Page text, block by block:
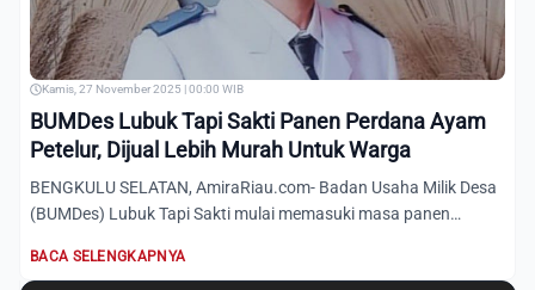
Kamis, 27 November 2025 | 00:00 WIB
BUMDes Lubuk Tapi Sakti Panen Perdana Ayam
Petelur, Dijual Lebih Murah Untuk Warga
BENGKULU SELATAN, AmiraRiau.com- Badan Usaha Milik Desa
(BUMDes) Lubuk Tapi Sakti mulai memasuki masa panen
BACA SELENGKAPNYA